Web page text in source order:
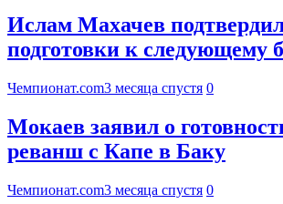
Ислам Махачев
подготовки к следующему
Чемпионат.com3 месяца спустя 0
Мокаев заявил о
реванш с Капе в Баку
Чемпионат.com3 месяца спустя 0